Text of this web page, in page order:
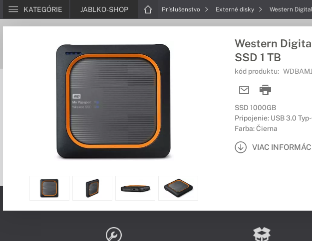
KATEGÓRIE JABLKO-SHOP Príslušenstvo Externé disky Western
Western
SSD 1 TB
kód produktu:
SSD 1000GB
Pripojenie: USB 3.0
Farba: Čierna
VIAC